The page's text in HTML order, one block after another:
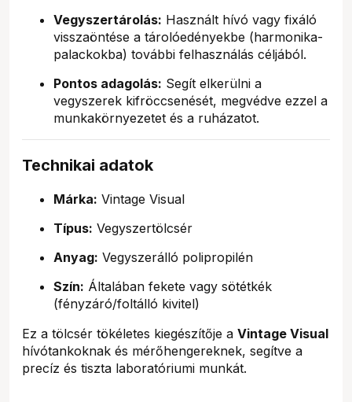
Vegyszertárolás: Használt hívó vagy fixáló
visszaöntése a tárolóedényekbe (harmonika-
palackokba) további felhasználás céljából.
Pontos adagolás: Segít elkerülni a
vegyszerek kifröccsenését, megvédve ezzel a
munkakörnyezetet és a ruházatot.
Technikai adatok
Márka: Vintage Visual
Típus: Vegyszertölcsér
Anyag: Vegyszerálló polipropilén
Szín: Általában fekete vagy sötétkék
(fényzáró/foltálló kivitel)
Ez a tölcsér tökéletes kiegészítője a Vintage Visual
hívótankoknak és mérőhengereknek, segítve a
precíz és tiszta laboratóriumi munkát.